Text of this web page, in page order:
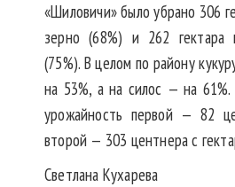
«Шиловичи» было убрано 306
зерно (68%) и 262 гектара
(75%). В целом по району
на 53%, а на силос — на
урожайность первой — 82
второй — 303 центнера с
Светлана Кухарева